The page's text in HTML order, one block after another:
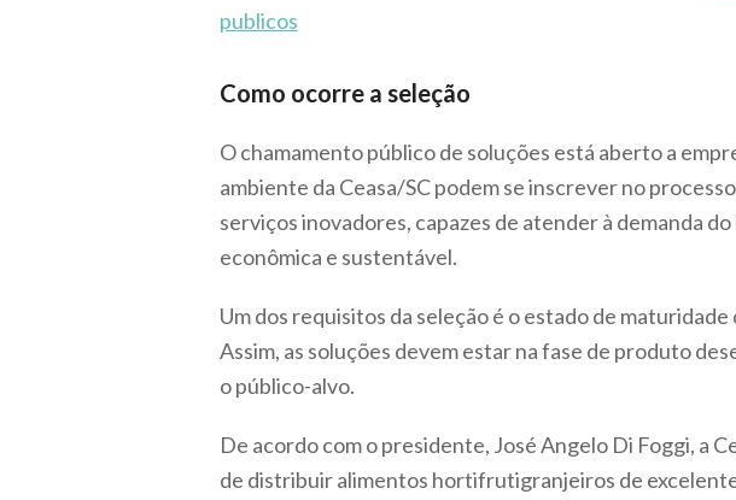
publicos
Como ocorre a seleção
O chamamento público de soluções está aberto a
ambiente da Ceasa/SC podem se inscrever no
serviços inovadores, capazes de atender à demanda
econômica e sustentável.
Um dos requisitos da seleção é o estado de
Assim, as soluções devem estar na fase de produto
o público-alvo.
De acordo com o presidente, José Angelo Di Foggi, a
de distribuir alimentos hortifrutigranjeiros de